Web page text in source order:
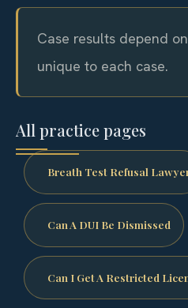
Case results depend
unique to each case.
All practice pages
Breath Test Refusal
Can A DUI Be Dismissed
Can I Get A Restricted